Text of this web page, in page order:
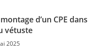
d’un CPE dans
vétuste
2025